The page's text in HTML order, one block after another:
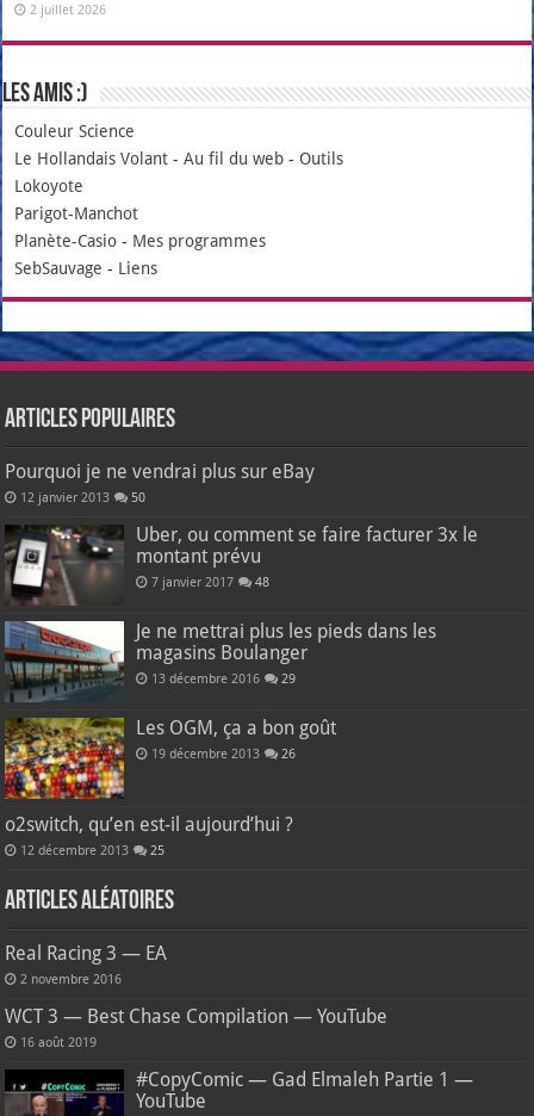
2 juillet 2026
Les amis :)
Couleur Science
Le Hollandais Volant -Au fil du web - Outils
Lokoyote
Parigot-Manchot
Planète-Casio - Mes programmes
SebSauvage - Liens
Articles populaires
Pourquoi je ne vendrai plus sur eBay
12 janvier 2013 50
Uber, ou comment se faire facturer 3x le
montant prévu
7 janvier 2017 48
Je ne mettrai plus les pieds dans les
magasins Boulanger
13 décembre 2016 29
Les OGM, ça a bon goût
19 décembre 2013 26
o2switch, qu’en est-il aujourd’hui ?
12 décembre 2013 25
Articles aléatoires
Real Racing 3 — EA
2 novembre 2016
WCT 3 — Best Chase Compilation — YouTube
16 août 2019
#CopyComic — Gad Elmaleh Partie 1 —
YouTube